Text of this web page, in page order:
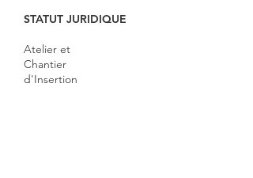
STATUT JURIDIQUE
Atelier et
Chantier
d'Insertion